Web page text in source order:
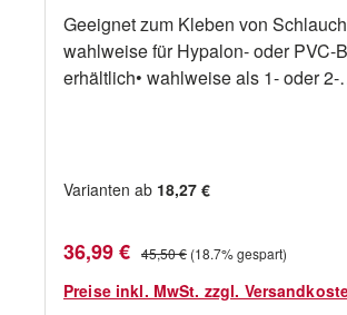
Geeignet zum Kleben von
wahlweise für Hypalon- oder PVC-
erhältlich• wahlweise als 1- oder 2-
Varianten ab 18,27 €
Verkaufspreis:
36,99 € Regulärer Preis:
45,50 € (18.7% gespart)
Preise inkl. MwSt. zzgl.